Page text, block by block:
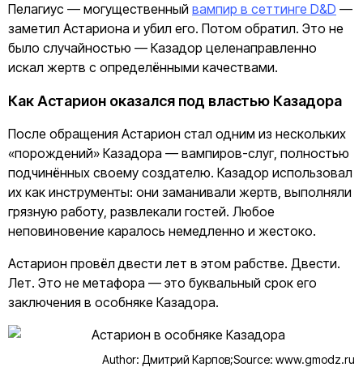
Пелагиус — могущественный вампир в сеттинге D&D —
заметил Астариона и убил его. Потом обратил. Это не
было случайностью — Казадор целенаправленно
искал жертв с определёнными качествами.
Как Астарион оказался под властью Казадора
После обращения Астарион стал одним из нескольких
«порождений» Казадора — вампиров-слуг, полностью
подчинённых своему создателю. Казадор использовал
их как инструменты: они заманивали жертв, выполняли
грязную работу, развлекали гостей. Любое
неповиновение каралось немедленно и жестоко.
Астарион провёл двести лет в этом рабстве. Двести.
Лет. Это не метафора — это буквальный срок его
заключения в особняке Казадора.
Author: Дмитрий Карпов;Source: www.gmodz.ru